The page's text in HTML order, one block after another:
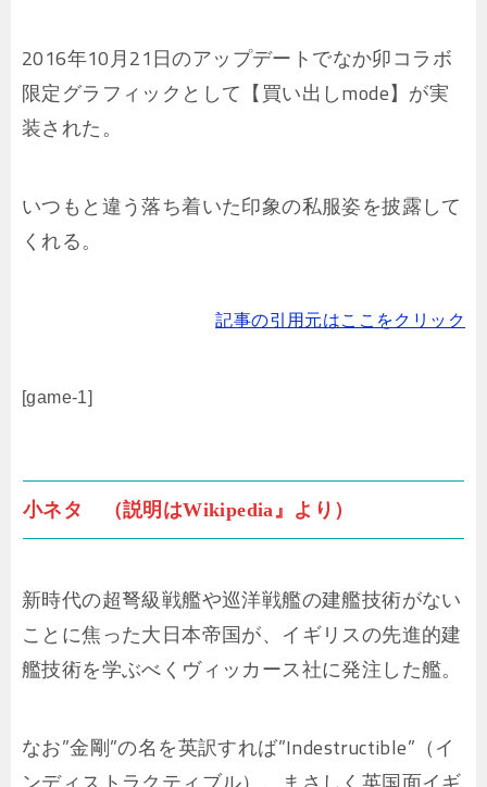
2016年10月21日のアップデートでなか卯コラボ
限定グラフィックとして【買い出しmode】が実
装された。
いつもと違う落ち着いた印象の私服姿を披露して
くれる。
記事の引用元はここをクリック
[game-1]
小ネタ （説明はWikipedia』より）
新時代の超弩級戦艦や巡洋戦艦の建艦技術がない
ことに焦った大日本帝国が、イギリスの先進的建
艦技術を学ぶべくヴィッカース社に発注した艦。
なお”金剛”の名を英訳すれば”Indestructible”（イ